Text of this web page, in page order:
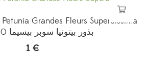
Grandes Fleurs Superbissima
– +/- 800 بذور بيتونيا سوبر بيسيما
1 €